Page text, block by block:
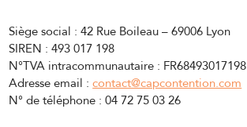
Siège social : 42 Rue Boileau – 69006 Lyon
SIREN : 493 017 198
N°TVA intracommunautaire : FR68493017198
Adresse email :contact@capcontention.com
N° de téléphone : 04 72 75 03 26